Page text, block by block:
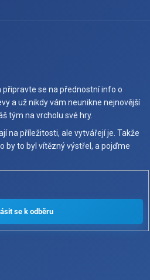
připravte se na přednostní info o
a už nikdy vám neunikne nejnovější
tým na vrcholu své hry.
na příležitosti, ale vytvářejí je. Takže
by to byl vítězný výstřel, a pojďme